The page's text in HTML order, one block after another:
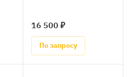
16 500 ₽
По запросу